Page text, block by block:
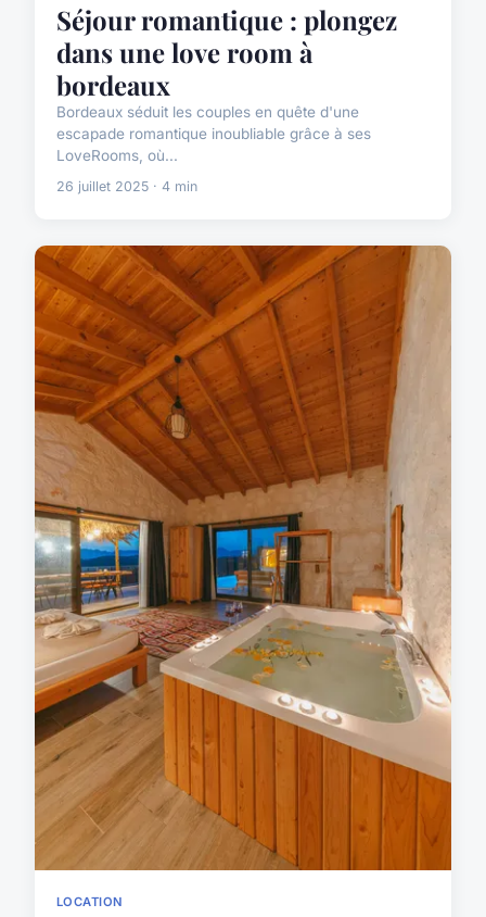
Séjour romantique : plongez
dans une love room à
bordeaux
Bordeaux séduit les couples en quête d'une
escapade romantique inoubliable grâce à ses
LoveRooms, où...
26 juillet 2025 · 4 min
LOCATION